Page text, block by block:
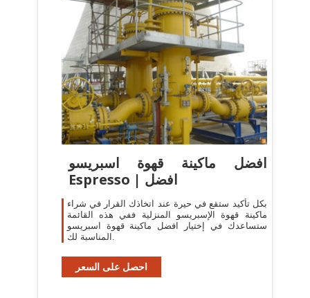
افضل ماكينة قهوة اسبريسو
Espresso | افضل
بكل تأكيد ستقع في حيرة عند اتخاذك القرار في شراء
ماكينة قهوة الإسبريسو المنزلية ففي هذه القائمة
ستساعدك في إختيار افضل ماكينة قهوة اسبريسو
المناسبة لك.
احصل على السعر